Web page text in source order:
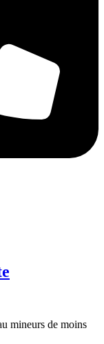
mineurs de moins